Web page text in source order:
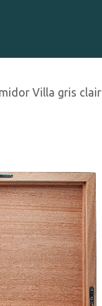
Villa gris clair